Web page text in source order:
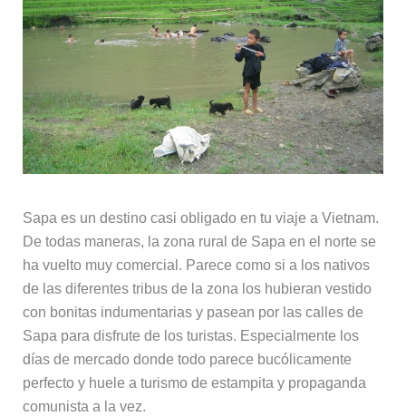
Sapa es un destino casi obligado en tu viaje a Vietnam.
De todas maneras, la zona rural de Sapa en el norte se
ha vuelto muy comercial. Parece como si a los nativos
de las diferentes tribus de la zona los hubieran vestido
con bonitas indumentarias y pasean por las calles de
Sapa para disfrute de los turistas. Especialmente los
días de mercado donde todo parece bucólicamente
perfecto y huele a turismo de estampita y propaganda
comunista a la vez.